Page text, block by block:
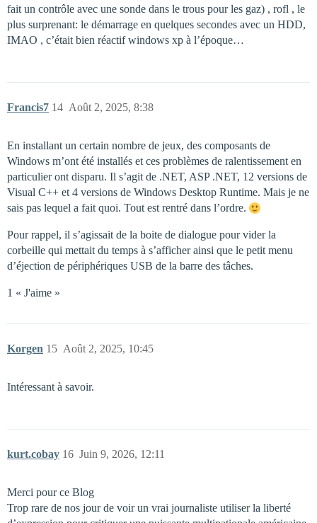
fait un contrôle avec une sonde dans le trous pour les gaz) , rofl , le
plus surprenant: le démarrage en quelques secondes avec un HDD,
IMAO , c’était bien réactif windows xp à l’époque…
Francis7 Août 2, 2025, 8:38
14
En installant un certain nombre de jeux, des composants de
Windows m’ont été installés et ces problèmes de ralentissement en
particulier ont disparu. Il s’agit de .NET, ASP .NET, 12 versions de
Visual C++ et 4 versions de Windows Desktop Runtime. Mais je ne
sais pas lequel a fait quoi. Tout est rentré dans l’ordre.
Pour rappel, il s’agissait de la boite de dialogue pour vider la
corbeille qui mettait du temps à s’afficher ainsi que le petit menu
d’éjection de périphériques USB de la barre des tâches.
1 « J'aime »
Korgen Août 2, 2025, 10:45
15
Intéressant à savoir.
kurt.cobay Juin 9, 2026, 12:11
16
Merci pour ce Blog
Trop rare de nos jour de voir un vrai journaliste utiliser la liberté